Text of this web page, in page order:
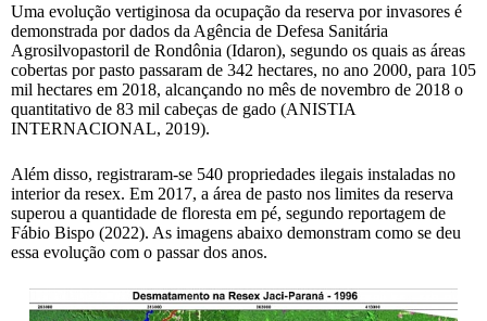
Uma evolução vertiginosa da ocupação da reserva por invasores é
demonstrada por dados da Agência de Defesa Sanitária
Agrosilvopastoril de Rondônia (Idaron), segundo os quais as áreas
cobertas por pasto passaram de 342 hectares, no ano 2000, para 105
mil hectares em 2018, alcançando no mês de novembro de 2018 o
quantitativo de 83 mil cabeças de gado (ANISTIA
INTERNACIONAL, 2019).
Além disso, registraram-se 540 propriedades ilegais instaladas no
interior da resex. Em 2017, a área de pasto nos limites da reserva
superou a quantidade de floresta em pé, segundo reportagem de
Fábio Bispo (2022). As imagens abaixo demonstram como se deu
essa evolução com o passar dos anos.